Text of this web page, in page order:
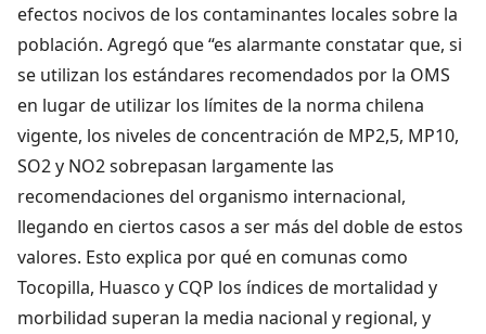
efectos nocivos de los contaminantes locales sobre la
población. Agregó que “es alarmante constatar que, si
se utilizan los estándares recomendados por la OMS
en lugar de utilizar los límites de la norma chilena
vigente, los niveles de concentración de MP2,5, MP10,
SO2 y NO2 sobrepasan largamente las
recomendaciones del organismo internacional,
llegando en ciertos casos a ser más del doble de estos
valores. Esto explica por qué en comunas como
Tocopilla, Huasco y CQP los índices de mortalidad y
morbilidad superan la media nacional y regional, y